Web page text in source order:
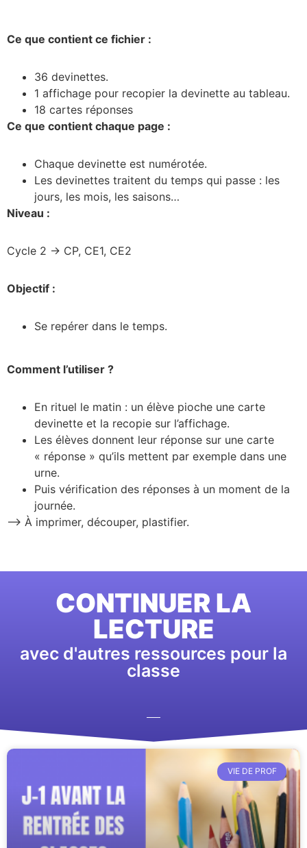
Ce que contient ce fichier :
36 devinettes.
1 affichage pour recopier la devinette au tableau.
18 cartes réponses
Ce que contient chaque page :
Chaque devinette est numérotée.
Les devinettes traitent du temps qui passe : les
jours, les mois, les saisons…
Niveau :
Cycle 2 -> CP, CE1, CE2
Objectif :
Se repérer dans le temps.
Comment l’utiliser ?
En rituel le matin : un élève pioche une carte
devinette et la recopie sur l’affichage.
Les élèves donnent leur réponse sur une carte
« réponse » qu’ils mettent par exemple dans une
urne.
Puis vérification des réponses à un moment de la
journée.
–> À imprimer, découper, plastifier.
CONTINUER LA
LECTURE
avec d'autres ressources pour la
classe
VIE DE PROF